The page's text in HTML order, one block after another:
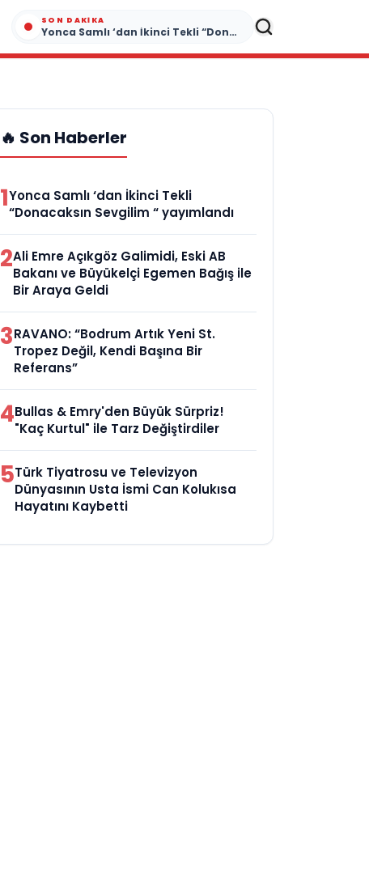
SON DAKIKA
Yonca Samlı ‘dan İkinci Tekli “Donacaksın Sevgilim “ yayımlandı
🔥 Son Haberler
1Yonca Samlı ‘dan İkinci Tekli
“Donacaksın Sevgilim “ yayımlandı
2Ali Emre Açıkgöz Galimidi, Eski AB
Bakanı ve Büyükelçi Egemen Bağış ile
Bir Araya Geldi
3RAVANO: “Bodrum Artık Yeni St.
Tropez Değil, Kendi Başına Bir
Referans”
4Bullas & Emry'den Büyük Sürpriz!
"Kaç Kurtul" ile Tarz Değiştirdiler
5Türk Tiyatrosu ve Televizyon
Dünyasının Usta İsmi Can Kolukısa
Hayatını Kaybetti